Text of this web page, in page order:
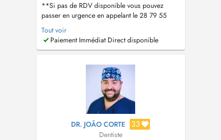
**Si pas de RDV disponible vous pouvez
passer en urgence en appelant le 28 79 55
29** Dentiste omnipraticienne, diplômée en
implantologie, je soigne les patients de tous
âges avec une approche personnalisée et
soins des enfants et m'attache à le...
Tout voir
Paiement Immédiat Direct disponible
DR. JOÃO CORTE 33
Dentiste